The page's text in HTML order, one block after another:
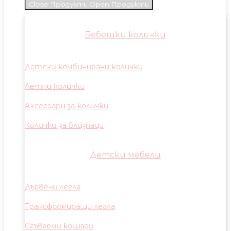
Close Продукти Open Продукти
Бебешки колички
Детски комбинирани колички
Летни колички
Аксесоари за колички
Колички за близнаци
Детски мебели
Дървени легла
Трансформиращи легла
Сгъваеми кошари